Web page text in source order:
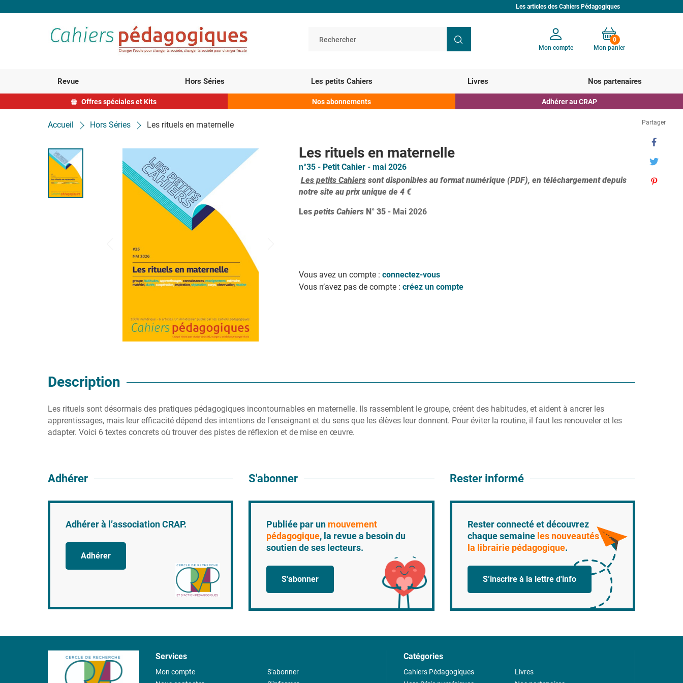
Les articles des Cahiers Pédagogiques
Mon compte
0
Mon panier
Revue Hors Séries Les petits Cahiers Livres Nos partenaires
Offres spéciales et Kits Nos abonnements Adhérer au CRAP
Accueil Hors Séries Les rituels en maternelle
Les rituels en maternelle
n°35 - Petit Cahier - mai 2026
Les petits Cahierssontdisponibles au format numérique (PDF), en téléchargement depuis
notre site au prix unique de 4 €
Les petits CahiersN° 35 - Mai 2026
Vous avez un compte : connectez-vous
Vous n’avez pas de compte : créez un compte
Description
Les rituels sont désormais des pratiques pédagogiques incontournables en maternelle. Ils rassemblent le groupe, créent des habitudes, et aident à ancrer les
apprentissages, mais leur efficacité dépend des intentions de l'enseignant et du sens que les élèves leur donnent. Pour éviter la routine, il faut les renouveler et les
adapter. Voici 6 textes concrets où trouver des pistes de réflexion et de mise en œuvre.
Partager
Adhérer
Adhérer à l’association CRAP.
Adhérer
S'abonner
Publiée par un mouvement
pédagogique, la revue a besoin du
soutien de ses lecteurs.
S'abonner
Rester informé
Rester connecté et découvrez
chaque semaine les nouveautés de
la librairie pédagogique.
S’inscrire à la lettre d'info
Services
Mon compte
S'abonner
Catégories
Cahiers Pédagogiques
Livres